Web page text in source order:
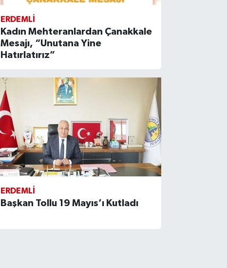
ERDEMLI
Kadın Mehteranlardan Çanakkale
Mesajı, “Unutana Yine
Hatırlatırız”
ERDEMLI
Başkan Tollu 19 Mayıs’ı Kutladı